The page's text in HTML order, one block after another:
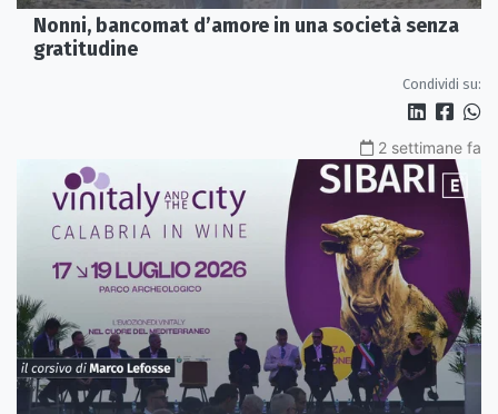
Nonni, bancomat d’amore in una società senza
gratitudine
Condividi su:
2 settimane fa